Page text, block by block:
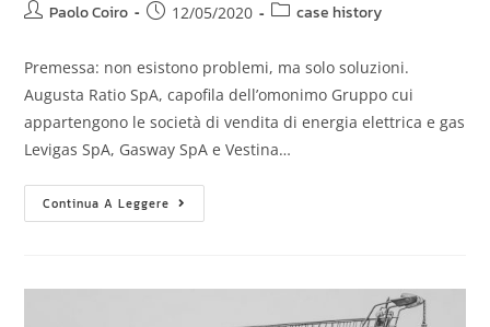
Paolo Coiro 12/05/2020 case history
Premessa: non esistono problemi, ma solo soluzioni.
Augusta Ratio SpA, capofila dell’omonimo Gruppo cui
appartengono le società di vendita di energia elettrica e gas
Levigas SpA, Gasway SpA e Vestina…
Continua A Leggere